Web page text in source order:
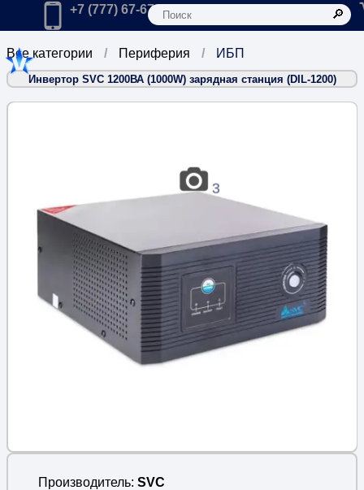
Главная
Позвонить в компанию по телефону:
+7 (777) 67-67-666
ИБП
Периферия
Все категории
Инвертор SVC 1200ВА (1000W) зарядная станция (DIL-1200)
Производитель SVC